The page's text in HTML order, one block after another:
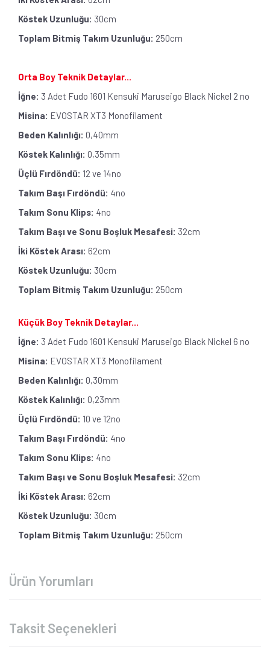
Köstek Uzunluğu: 30cm
Toplam Bitmiş Takım Uzunluğu: 250cm
Orta Boy Teknik Detaylar...
İğne: 3 Adet Fudo 1601 Kensuki Maruseigo Black Nickel 2 no
Misina: EVOSTAR XT3 Monofilament
Beden Kalınlığı: 0,40mm
Köstek Kalınlığı: 0,35mm
Üçlü Fırdöndü: 12 ve 14no
Takım Başı Fırdöndü: 4no
Takım Sonu Klips: 4no
Takım Başı ve Sonu Boşluk Mesafesi: 32cm
İki Köstek Arası: 62cm
Köstek Uzunluğu: 30cm
Toplam Bitmiş Takım Uzunluğu: 250cm
Küçük Boy Teknik Detaylar...
İğne: 3 Adet Fudo 1601 Kensuki Maruseigo Black Nickel 6 no
Misina: EVOSTAR XT3 Monofilament
Beden Kalınlığı: 0,30mm
Köstek Kalınlığı: 0,23mm
Üçlü Fırdöndü: 10 ve 12no
Takım Başı Fırdöndü: 4no
Takım Sonu Klips: 4no
Takım Başı ve Sonu Boşluk Mesafesi: 32cm
İki Köstek Arası: 62cm
Köstek Uzunluğu: 30cm
Toplam Bitmiş Takım Uzunluğu: 250cm
Ürün Yorumları
Taksit Seçenekleri